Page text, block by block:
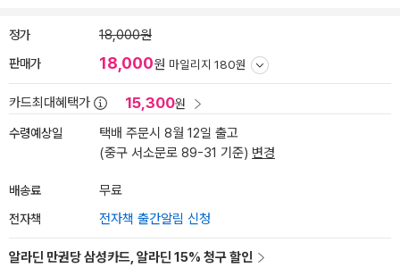
정가 18,000원
판매가 18,000원 마일리지 180원
카드최대혜택가 15,300원
수령예상일
택배 주문시 8월 12일 출고
(중구 서소문로 89-31 기준) 변경
배송료 무료
전자책 전자책 출간알림 신청
알라딘 만권당 삼성카드, 알라딘 15% 청구 할인